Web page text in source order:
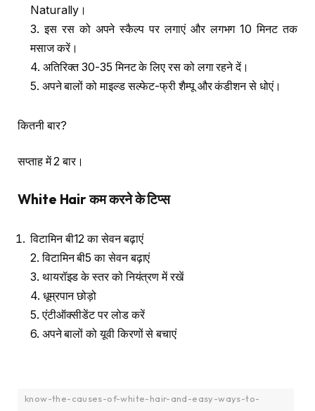
Naturally।
3. इस रस को अपने स्कैल्प पर लगाएं और लगभग 10 मिनट तक
मसाज करें।
4. अतिरिक्त 30-35 मिनट के लिए रस को लगा रहने दें।
5. अपने बालों को माइल्ड सल्फेट-फ्री शैम्पू और कंडीशन से धोएं।
कितनी बार?
सप्ताह में 2 बार।
White Hairकम करने के टिप्स
विटामिन बी12 का सेवन बढ़ाएं
2. विटामिन बी5 का सेवन बढ़ाएं
3. थायरॉइड के स्तर को नियंत्रण में रखें
4. धूम्रपान छोड़ो
5. एंटीऑक्सीडेंट पर लोड करें
6. अपने बालों को यूवी किरणों से बचाएं
know-the-causes-of-white-hair-and-easy-ways-to-